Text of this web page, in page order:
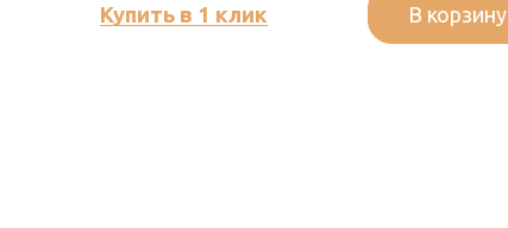
Купить в 1 клик В корзину